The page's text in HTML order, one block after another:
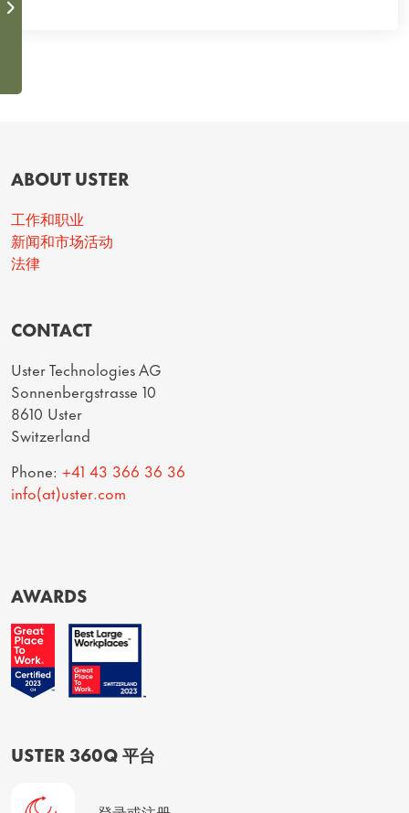
ABOUT USTER
工作和职业
新闻和市场活动
法律
CONTACT
Uster Technologies AG
Sonnenbergstrasse 10
8610 Uster
Switzerland
Phone: +41 43 366 36 36
info(at)uster.com
AWARDS
USTER 360Q 平台